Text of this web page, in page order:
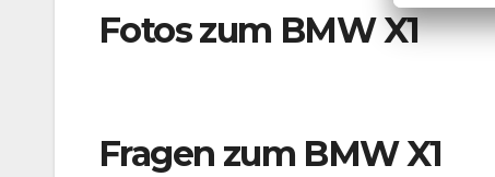
Fotos zum BMW X1
Fragen zum BMW X1